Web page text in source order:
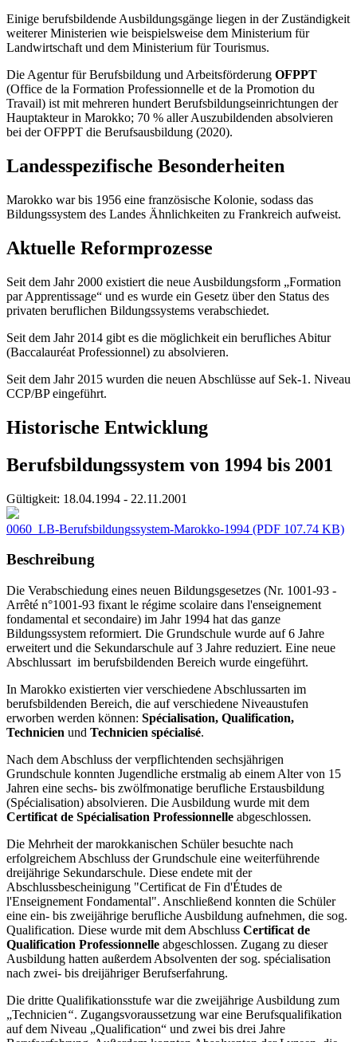
Einige berufsbildende Ausbildungsgänge liegen in der Zuständigkeit
weiterer Ministerien wie beispielsweise dem Ministerium für
Landwirtschaft und dem Ministerium für Tourismus.
Die Agentur für Berufsbildung und Arbeitsförderung OFPPT
(Office de la Formation Professionnelle et de la Promotion du
Travail) ist mit mehreren hundert Berufsbildungseinrichtungen der
Hauptakteur in Marokko; 70 % aller Auszubildenden absolvieren
bei der OFPPT die Berufsausbildung (2020).
Landesspezifische Besonderheiten
Marokko war bis 1956 eine französische Kolonie, sodass das
Bildungssystem des Landes Ähnlichkeiten zu Frankreich aufweist.
Aktuelle Reformprozesse
Seit dem Jahr 2000 existiert die neue Ausbildungsform „Formation
par Apprentissage“ und es wurde ein Gesetz über den Status des
privaten beruflichen Bildungssystems verabschiedet.
Seit dem Jahr 2014 gibt es die möglichkeit ein berufliches Abitur
(Baccalauréat Professionnel) zu absolvieren.
Seit dem Jahr 2015 wurden die neuen Abschlüsse auf Sek-1. Niveau
CCP/BP eingeführt.
Historische Entwicklung
Berufsbildungssystem von 1994 bis 2001
Gültigkeit: 18.04.1994 - 22.11.2001
0060_LB-Berufsbildungssystem-Marokko-1994 (PDF 107.74 KB)
Beschreibung
Die Verabschiedung eines neuen Bildungsgesetzes (Nr. 1001-93 -
Arrêté n°1001-93 fixant le régime scolaire dans l'enseignement
fondamental et secondaire) im Jahr 1994 hat das ganze
Bildungssystem reformiert. Die Grundschule wurde auf 6 Jahre
erweitert und die Sekundarschule auf 3 Jahre reduziert. Eine neue
Abschlussart im berufsbildenden Bereich wurde eingeführt.
In Marokko existierten vier verschiedene Abschlussarten im
berufsbildenden Bereich, die auf verschiedene Niveaustufen
erworben werden können: Spécialisation, Qualification,
Technicien und Technicien spécialisé.
Nach dem Abschluss der verpflichtenden sechsjährigen
Grundschule konnten Jugendliche erstmalig ab einem Alter von 15
Jahren eine sechs- bis zwölfmonatige berufliche Erstausbildung
(Spécialisation) absolvieren. Die Ausbildung wurde mit dem
Certificat de Spécialisation Professionnelle abgeschlossen.
Die Mehrheit der marokkanischen Schüler besuchte nach
erfolgreichem Abschluss der Grundschule eine weiterführende
dreijährige Sekundarschule. Diese endete mit der
Abschlussbescheinigung "Certificat de Fin d'Études de
l'Enseignement Fondamental". Anschließend konnten die Schüler
eine ein- bis zweijährige berufliche Ausbildung aufnehmen, die sog.
Qualification. Diese wurde mit dem Abschluss Certificat de
Qualification Professionnelle abgeschlossen. Zugang zu dieser
Ausbildung hatten außerdem Absolventen der sog. spécialisation
nach zwei- bis dreijähriger Berufserfahrung.
Die dritte Qualifikationsstufe war die zweijährige Ausbildung zum
„Technicien“. Zugangsvoraussetzung war eine Berufsqualifikation
auf dem Niveau „Qualification“ und zwei bis drei Jahre